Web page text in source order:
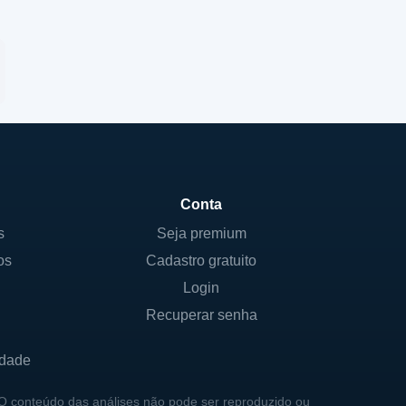
Conta
Seja premium
Cadastro gratuito
Login
Recuperar senha
conteúdo das análises não pode ser reproduzido ou